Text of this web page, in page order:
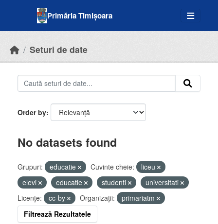
Primăria Timișoara
Seturi de date
Order by
No datasets found
Grupuri: educatie Cuvinte cheie:
liceu
elevi
educatie studenti
universitati
Licenţe:
cc-by Organizații:
primariatm
Filtrează Rezultatele